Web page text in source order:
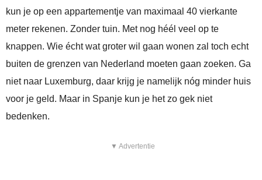
kun je op een appartementje van maximaal 40 vierkante
meter rekenen. Zonder tuin. Met nog héél veel op te
knappen. Wie écht wat groter wil gaan wonen zal toch echt
buiten de grenzen van Nederland moeten gaan zoeken. Ga
niet naar Luxemburg, daar krijg je namelijk nóg minder huis
voor je geld. Maar in Spanje kun je het zo gek niet
bedenken.
▼ Advertentie